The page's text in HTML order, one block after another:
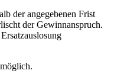
der angegebenen Frist
der Gewinnanspruch.